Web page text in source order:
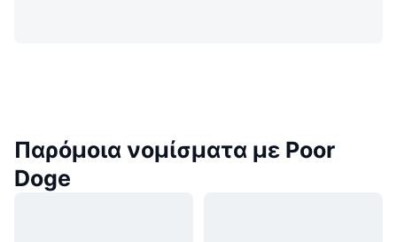
Παρόμοια νομίσματα με Poor
Doge